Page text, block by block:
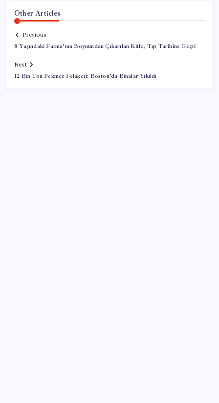
Other Articles
Previous
8 Yaşındaki Fatma’nın Boynundan Çıkarılan Kitle, Tıp Tarihine Geçti
Next
12 Bin Ton Pekmez Felaketi: Boston’da Binalar Yıkıldı